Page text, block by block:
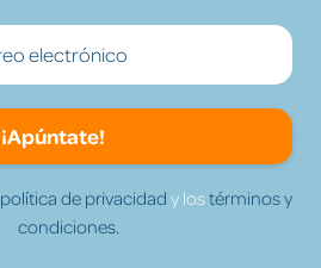
¡Apúntate!
política de privacidad y lostérminos y
condiciones.